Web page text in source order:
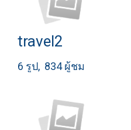
travel2
6 รูป, 834 ผู้ชม